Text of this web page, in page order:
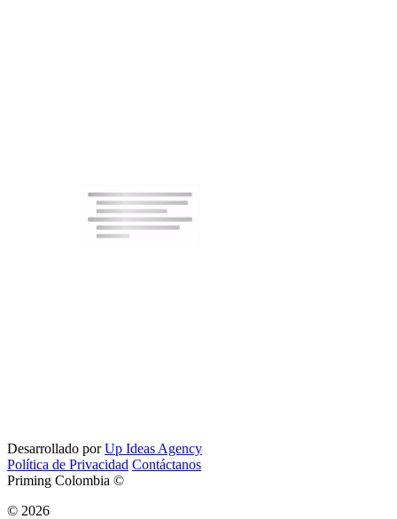
Desarrollado porUp Ideas Agency
Política de Privacidad Contáctanos
Priming Colombia ©
© 2026